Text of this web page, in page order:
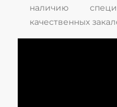
наличию
качественных